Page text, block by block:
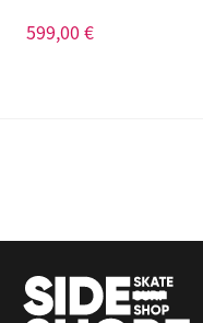
599,00 €